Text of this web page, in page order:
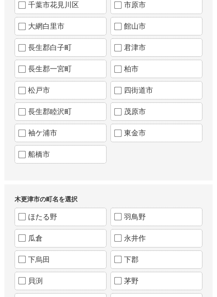
千葉市花見川区 市原市
大網白里市 館山市
長生郡白子町 君津市
長生郡一宮町 柏市
松戸市 四街道市
長生郡睦沢町 茂原市
袖ケ浦市 東金市
船橋市
木更津市の町名を選択
ほたる野 羽鳥野
瓜倉 永井作
下烏田 下郡
貝渕 茅野